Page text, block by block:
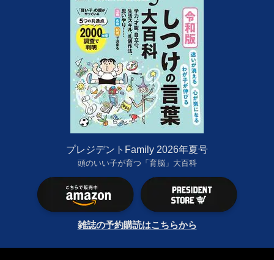
プレジデントFamily 2026年夏号
頭のいい子が育つ「育脳」大百科
雑誌の予約購読はこちらから